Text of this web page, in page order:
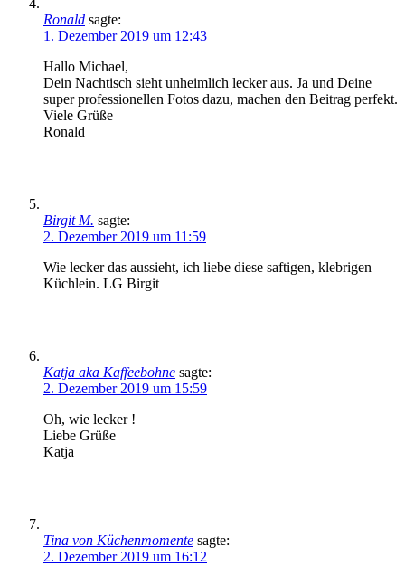
Ronald sagte:
1. Dezember 2019 um 12:43
Hallo Michael,
Dein Nachtisch sieht unheimlich lecker aus. Ja und Deine
super professionellen Fotos dazu, machen den Beitrag perfekt.
Viele Grüße
Ronald
Birgit M. sagte:
2. Dezember 2019 um 11:59
Wie lecker das aussieht, ich liebe diese saftigen, klebrigen
Küchlein. LG Birgit
Katja aka Kaffeebohne sagte:
2. Dezember 2019 um 15:59
Oh, wie lecker !
Liebe Grüße
Katja
Tina von Küchenmomente sagte:
2. Dezember 2019 um 16:12